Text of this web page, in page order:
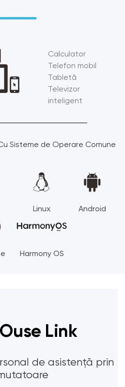
Calculator
Telefon mobil
Tabletă
Televizor
inteligent
Sisteme de Operare Comune
Linux Android
Harmony OS
Link
de asistență prin